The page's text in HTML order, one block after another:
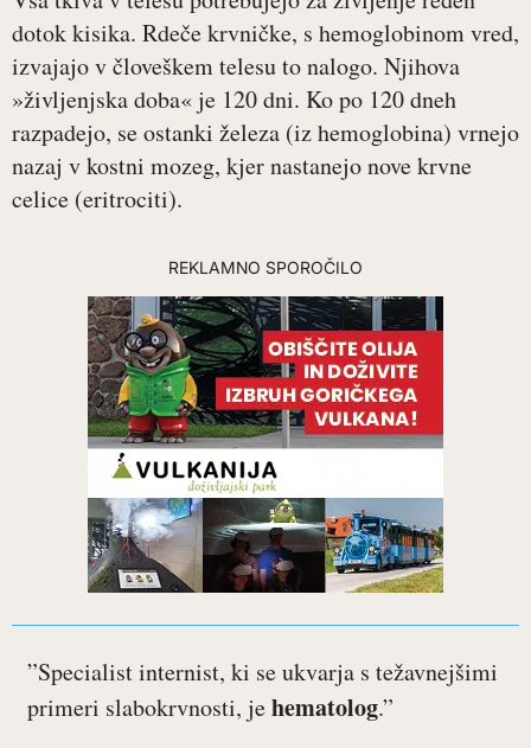
dotok kisika. Rdeče krvničke, s hemoglobinom vred,
izvajajo v človeškem telesu to nalogo. Njihova
»življenjska doba« je 120 dni. Ko po 120 dneh
razpadejo, se ostanki železa (iz hemoglobina) vrnejo
nazaj v kostni mozeg, kjer nastanejo nove krvne
celice (eritrociti).
REKLAMNO SPOROČILO
”Specialist internist, ki se ukvarja s težavnejšimi
primeri slabokrvnosti, jehematolog.”